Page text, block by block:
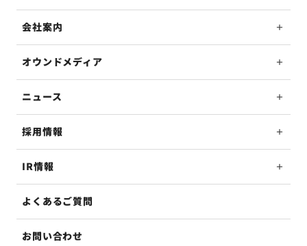
会社案内
オウンドメディア
ニュース
採用情報
IR情報
よくあるご質問
お問い合わせ